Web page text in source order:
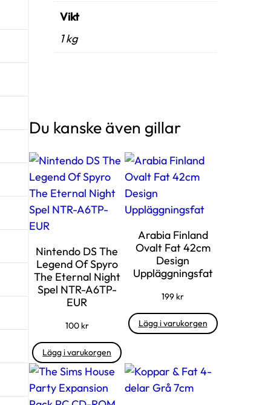
Vikt
1 kg
Du kanske även gillar
Nintendo DS The
Legend Of Spyro
The Eternal Night
Spel NTR-A6TP-
EUR
100 kr
Lägg i varukorgen
Arabia Finland
Ovalt Fat 42cm
Design
Uppläggningsfat
199 kr
Lägg i varukorgen